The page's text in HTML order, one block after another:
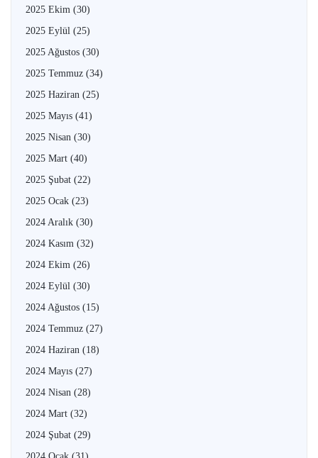
2025 Ekim (30)
2025 Eylül (25)
2025 Ağustos (30)
2025 Temmuz (34)
2025 Haziran (25)
2025 Mayıs (41)
2025 Nisan (30)
2025 Mart (40)
2025 Şubat (22)
2025 Ocak (23)
2024 Aralık (30)
2024 Kasım (32)
2024 Ekim (26)
2024 Eylül (30)
2024 Ağustos (15)
2024 Temmuz (27)
2024 Haziran (18)
2024 Mayıs (27)
2024 Nisan (28)
2024 Mart (32)
2024 Şubat (29)